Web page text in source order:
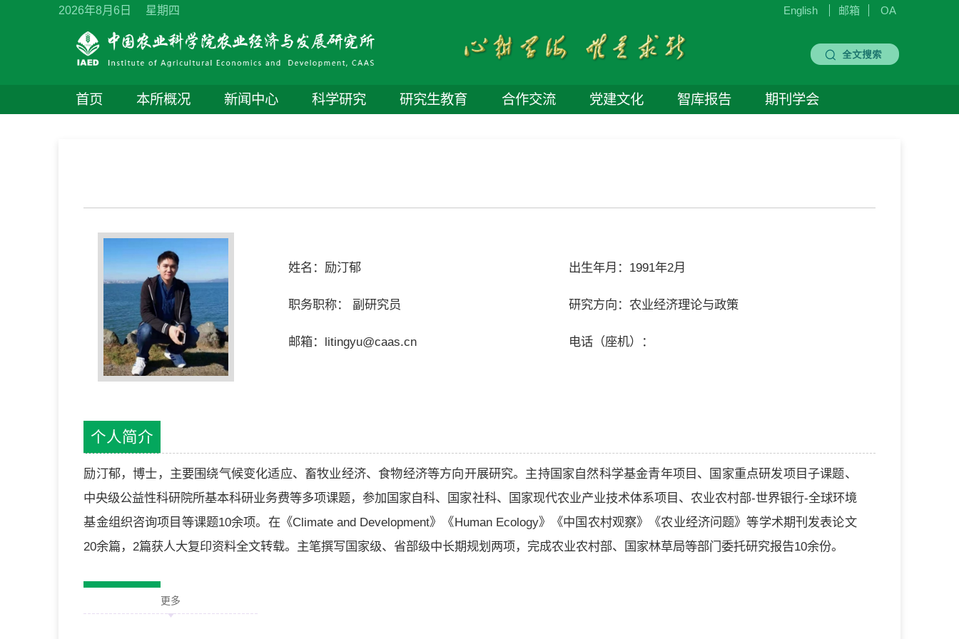
English 邮箱 OA
2026年8月6日 星期四
首页 本所概况 新闻中心 科学研究 研究生教育 合作交流 党建文化 智库报告 期刊学会
姓名：励汀郁
职务职称： 副研究员
邮箱：litingyu@caas.cn
出生年月：1991年2月
研究方向：农业经济理论与政策
电话（座机）：
个人简介
励汀郁，博士，主要围绕气候变化适应、畜牧业经济、食物经济等方向开展研究。主持国家自然科学基金青年项目、国家重点研发项目子课题、
中央级公益性科研院所基本科研业务费等多项课题，参加国家自科、国家社科、国家现代农业产业技术体系项目、农业农村部-世界银行-全球环境
基金组织咨询项目等课题10余项。在《Climate and Development》《Human Ecology》《中国农村观察》《农业经济问题》等学术期刊发表论文
20余篇，2篇获人大复印资料全文转载。主笔撰写国家级、省部级中长期规划两项，完成农业农村部、国家林草局等部门委托研究报告10余份。
更多